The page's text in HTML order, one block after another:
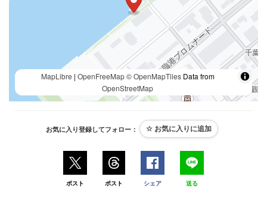
MapLibre | OpenFreeMap © OpenMapTilesData from
OpenStreetMap
お気に入り登録してフォロー：
ポスト ポスト シェア 送る